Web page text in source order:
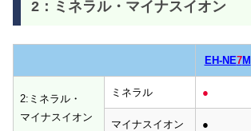
2：ミネラル・マイナスイオン
EH-NE7M
2:ミネラル・
マイナスイオン
ミネラル ●
マイナスイオン ●